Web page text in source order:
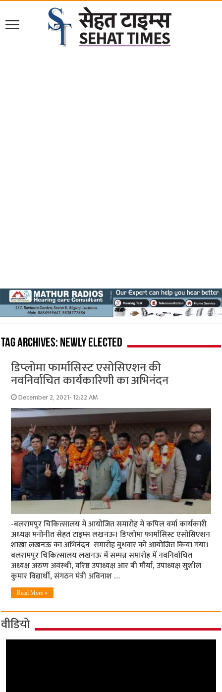
Tag Archives: newly elected
डिप्‍लोमा फार्मासिस्‍ट एसोसिएशन की
नवनिर्वाचित कार्यकारिणी का अभिनंदन
December 2, 2021- 12:22 AM
-बलरामपुर चिकित्‍सालय में आयोजित समारोह में कपिल वर्मा कार्यकारी
अध्‍यक्ष मनोनीत सेहत टाइम्‍स लखनऊ। डिप्लोमा फार्मासिस्ट एसोसिएशन
शाखा लखनऊ का अभिनंदन समारोह बुधवार को आयोजित किया गया।
बलरामपुर चिकित्सालय लखनऊ में सम्पन्न समारोह में नवनिर्वाचित
अध्यक्ष अरुण अवस्थी, वरिष्ठ उपाध्यक्ष आर बी मौर्या, उपाध्यक्ष सुशील
कुमार विद्यार्थी, संगठन मंत्री अविनाश …
Read More »
वीडियो